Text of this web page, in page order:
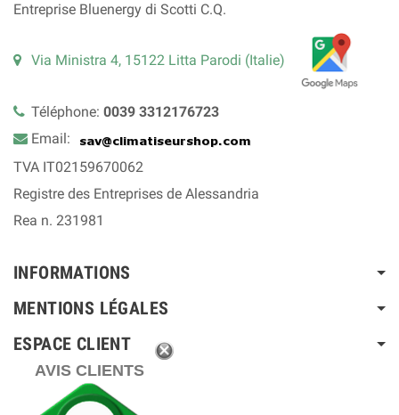
Entreprise Bluenergy di Scotti C.Q.
Via Ministra 4, 15122 Litta Parodi (Italie)
Téléphone: 0039 3312176723
Email:
TVA IT02159670062
Registre des Entreprises de Alessandria
Rea n. 231981
INFORMATIONS
MENTIONS LÉGALES
ESPACE CLIENT
AVIS CLIENTS